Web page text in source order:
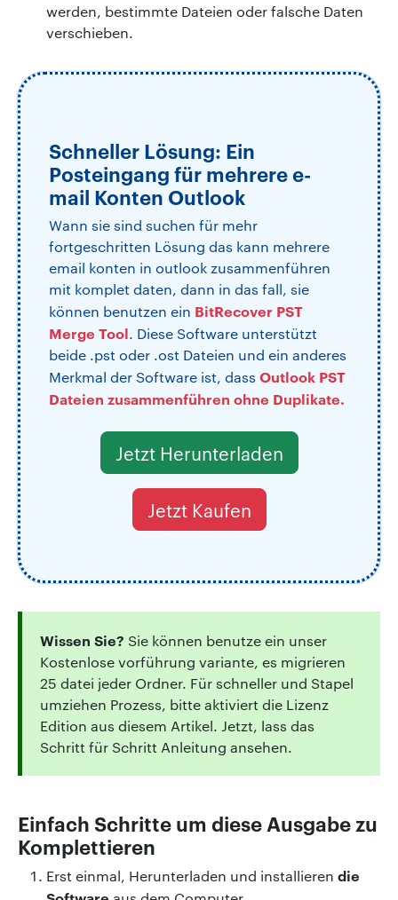
werden, bestimmte Dateien oder falsche Daten
verschieben.
Schneller Lösung: Ein
Posteingang für mehrere e-
mail Konten Outlook
Wann sie sind suchen für mehr
fortgeschritten Lösung das kann mehrere
email konten in outlook zusammenführen
mit komplet daten, dann in das fall, sie
können benutzen ein BitRecover PST
Merge Tool. Diese Software unterstützt
beide .pst oder .ost Dateien und ein anderes
Merkmal der Software ist, dass Outlook PST
Dateien zusammenführen ohne Duplikate.
Jetzt Herunterladen
Jetzt Kaufen
Wissen Sie? Sie können benutze ein unser
Kostenlose vorführung variante, es migrieren
25 datei jeder Ordner. Für schneller und Stapel
umziehen Prozess, bitte aktiviert die Lizenz
Edition aus diesem Artikel. Jetzt, lass das
Schritt für Schritt Anleitung ansehen.
Einfach Schritte um diese Ausgabe zu
Komplettieren
Erst einmal, Herunterladen und installieren die